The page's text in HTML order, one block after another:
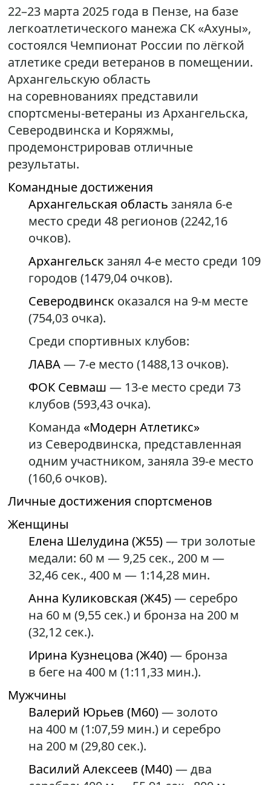
22–23 марта 2025 года в Пензе, на базе
легкоатлетического манежа СК «Ахуны»,
состоялся Чемпионат России по лёгкой
атлетике среди ветеранов в помещении.
Архангельскую область
на соревнованиях представили
спортсмены-ветераны из Архангельска,
Северодвинска и Коряжмы,
продемонстрировав отличные
результаты.
Командные достижения
Архангельская область заняла 6-е
место среди 48 регионов (2242,16
очков).
Архангельск занял 4-е место среди 109
городов (1479,04 очков).
Северодвинск оказался на 9-м месте
(754,03 очка).
Среди спортивных клубов:
ЛАВА— 7-е место (1488,13 очков).
ФОК Севмаш — 13-е место среди 73
клубов (593,43 очка).
Команда«Модерн Атлетикс»
из Северодвинска, представленная
одним участником, заняла 39-е место
(160,6 очков).
Личные достижения спортсменов
Женщины
Елена Шелудина (Ж55)— три золотые
медали: 60 м — 9,25 сек., 200 м —
32,46 сек., 400 м — 1:14,28 мин.
Анна Куликовская (Ж45)— серебро
на 60 м (9,55 сек.) и бронза на 200 м
(32,12 сек.).
Ирина Кузнецова (Ж40)— бронза
в беге на 400 м (1:11,33 мин.).
Мужчины
Валерий Юрьев (М60)— золото
на 400 м (1:07,59 мин.) и серебро
на 200 м (29,80 сек.).
Василий Алексеев (М40)— два